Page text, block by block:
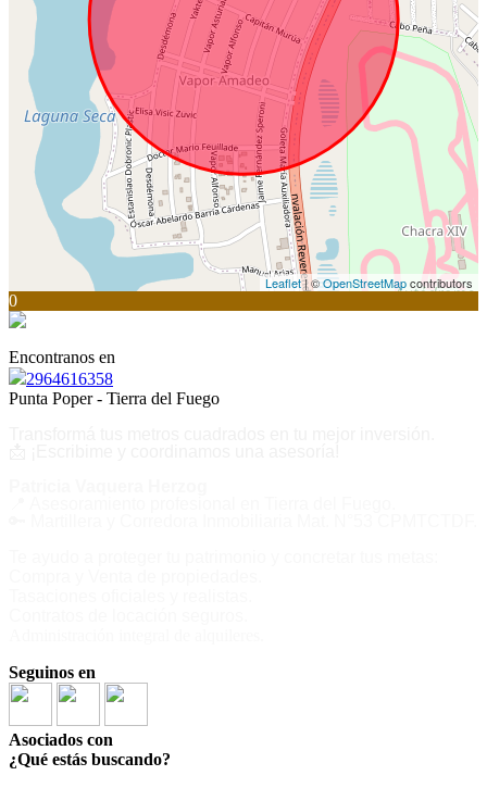
Leaflet| ©OpenStreetMapcontributors
0
Encontranos en
2964616358
Punta Poper - Tierra del Fuego
Seguinos en
Asociados con
¿Qué estás buscando?